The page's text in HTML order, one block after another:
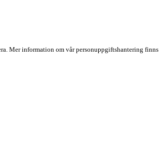
Mer information om vår personuppgiftshantering finns